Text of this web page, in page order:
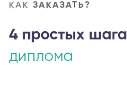
КАК ЗАКАЗАТЬ?
4 простых шага
диплома